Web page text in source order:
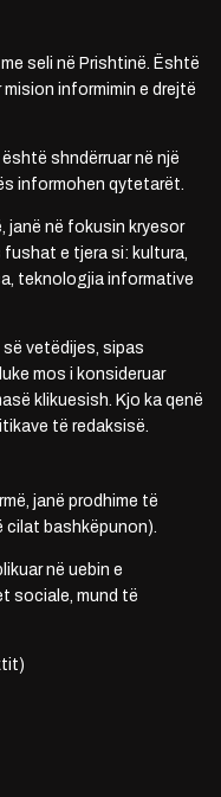
seli në Prishtinë. Është
informimin e drejtë
shndërruar në një
informohen qytetarët.
janë në fokusin kryesor
e tjera si: kultura,
teknologjia informative
së vetëdijes, sipas
mos i konsideruar
klikuesish. Kjo ka qenë
të redaksisë.
janë prodhime të
cilat bashkëpunon).
në uebin e
sociale, mund të